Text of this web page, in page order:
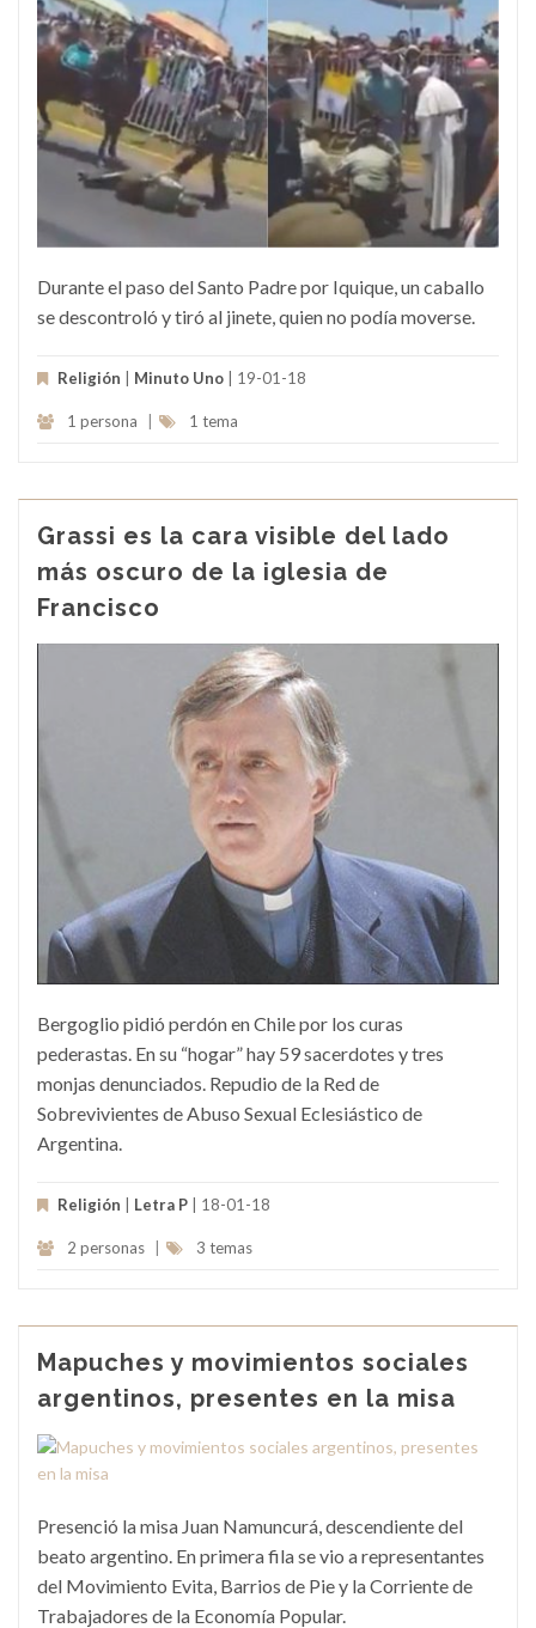
Durante el paso del Santo Padre por Iquique, un caballo
se descontroló y tiró al jinete, quien no podía moverse.
Religión Minuto Uno | 19-01-18
1 persona 1 tema
Grassi es la cara visible del lado
más oscuro de la iglesia de
Francisco
Bergoglio pidió perdón en Chile por los curas
pederastas. En su “hogar” hay 59 sacerdotes y tres
monjas denunciados. Repudio de la Red de
Sobrevivientes de Abuso Sexual Eclesiástico de
Argentina.
Religión Letra P | 18-01-18
2 personas 3 temas
Mapuches y movimientos sociales
argentinos, presentes en la misa
Presenció la misa Juan Namuncurá, descendiente del
beato argentino. En primera fila se vio a representantes
del Movimiento Evita, Barrios de Pie y la Corriente de
Trabajadores de la Economía Popular.